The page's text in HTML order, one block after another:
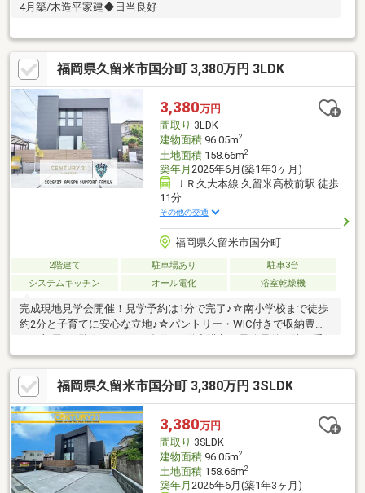
4月築/木造平家建◆日当良好
福岡県久留米市国分町 3,380万円 3LDK
3,380万円
間取り 3LDK
建物面積96.05m2
土地面積158.66m2
築年月 2025年6月(築1年3ヶ月)
ＪＲ久大本線 久留米高校前駅 徒歩
11分
その他の交通
福岡県久留米市国分町
2階建て 駐車場あり
駐車3台
システムキッチン
オール電化 浴室乾燥機
完成現地見学会開催！見学予約は1分で完了♪☆南小学校まで徒歩
約2分と子育てに安心な立地♪☆パントリー・WIC付きで収納豊富
は安心感！！！頭金0円対応可能！ライフプランはプロが実施！住
宅ローン経験豊富で無料相談♪1971年創業☆55年の信頼と実績☆
世界最大の不動産会社センチュリー21♪弊社はローン代行10万円
～30万円不要で安心安全の不動産取引ができます！！住宅ロー
ン、ライフプランもプロが実施♪
福岡県久留米市国分町 3,380万円 3SLDK
3,380万円
間取り 3SLDK
建物面積96.05m2
土地面積158.66m2
築年月 2025年6月(築1年3ヶ月)